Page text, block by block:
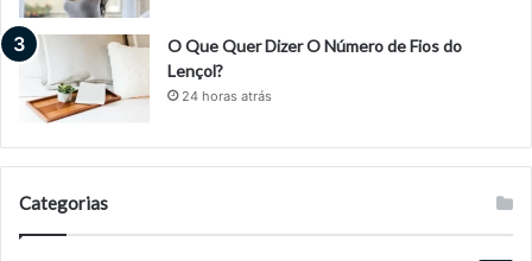
O Que Quer Dizer O Número de Fios do
Lençol?
24 horas atrás
Categorias